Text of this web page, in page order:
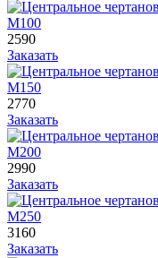
М100
2590
Заказать
М150
2770
Заказать
М200
2990
Заказать
М250
3160
Заказать